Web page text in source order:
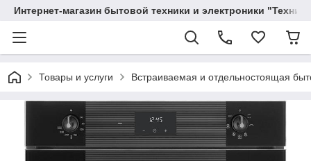
Интернет-магазин бытовой техники и электроники
Товары и услуги Вcтраиваемая и отдельностоящая